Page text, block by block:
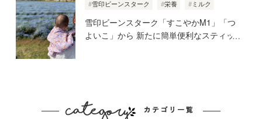
雪印ビーンスターク 栄養 ミルク
雪印ビーンスターク「すこやかM1」「つ
よいこ」から 新たに簡単便利なスティッ